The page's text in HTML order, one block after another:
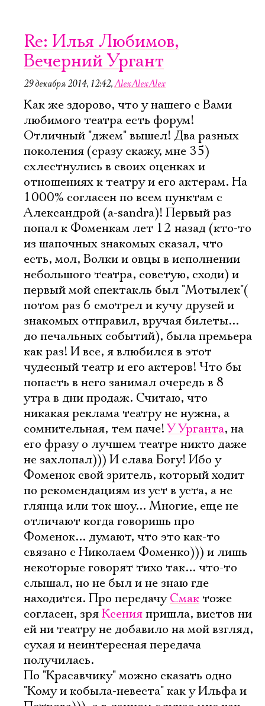
Re: Илья Любимов,
Вечерний Ургант
29 декабря 2014, 12:42,AlexAlexAlex
Как же здорово, что у нашего с Вами
любимого театра есть форум!
Отличный "джем" вышел! Два разных
поколения (сразу скажу, мне 35)
схлестнулись в своих оценках и
отношениях к театру и его актерам. На
1000% согласен по всем пунктам с
Александрой (a-sandra)! Первый раз
попал к Фоменкам лет 12 назад (кто-то
из шапочных знакомых сказал, что
есть, мол, Волки и овцы в исполнении
небольшого театра, советую, сходи) и
первый мой спектакль был "Мотылек"(
потом раз 6 смотрел и кучу друзей и
знакомых отправил, вручая билеты...
до печальных событий), была премьера
как раз! И все, я влюбился в этот
чудесный театр и его актеров! Что бы
попасть в него занимал очередь в 8
утра в дни продаж. Считаю, что
никакая реклама театру не нужна, а
сомнительная, тем паче!У Урганта, на
его фразу о лучшем театре никто даже
не захлопал))) И слава Богу! Ибо у
Фоменок свой зритель, который ходит
по рекомендациям из уст в уста, а не
глянца или ток шоу... Многие, еще не
отличают когда говоришь про
Фоменок... думают, что это как-то
связано с Николаем Фоменко))) и лишь
некоторые говорят тихо так... что-то
слышал, но не был и не знаю где
находится. Про передачуСмак тоже
согласен, зряКсенияпришла, вистов ни
ей ни театру не добавило на мой взгляд,
сухая и неинтересная передача
получилась.
По "Красавчику" можно сказать одно
"Кому и кобыла-невеста" как у Ильфа и